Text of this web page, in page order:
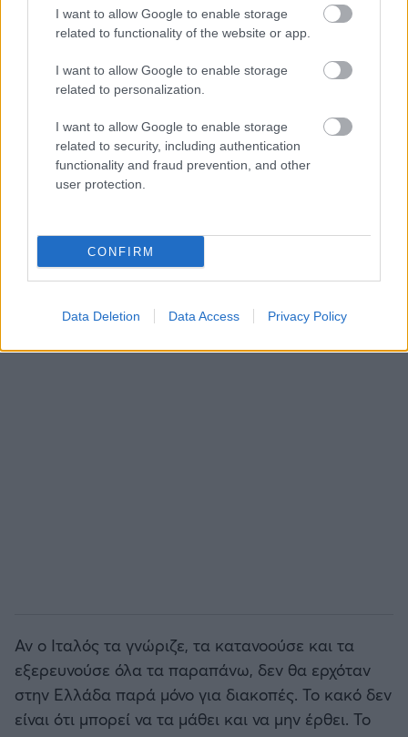
I want to allow Google to enable storage
related to functionality of the website or app.
I want to allow Google to enable storage
related to personalization.
I want to allow Google to enable storage
related to security, including authentication
functionality and fraud prevention, and other
user protection.
CONFIRM
Data Deletion Data Access Privacy Policy
ερχόμενο ελληνικό πρωτάθλημα να ανατιναχθεί
προτού καλά καλά αρχίσει.
Αν ο Ιταλός τα γνώριζε, τα κατανοούσε και τα
εξερευνούσε όλα τα παραπάνω, δεν θα ερχόταν
στην Ελλάδα παρά μόνο για διακοπές. Το κακό δεν
είναι ότι μπορεί να τα μάθει και να μην έρθει. Το